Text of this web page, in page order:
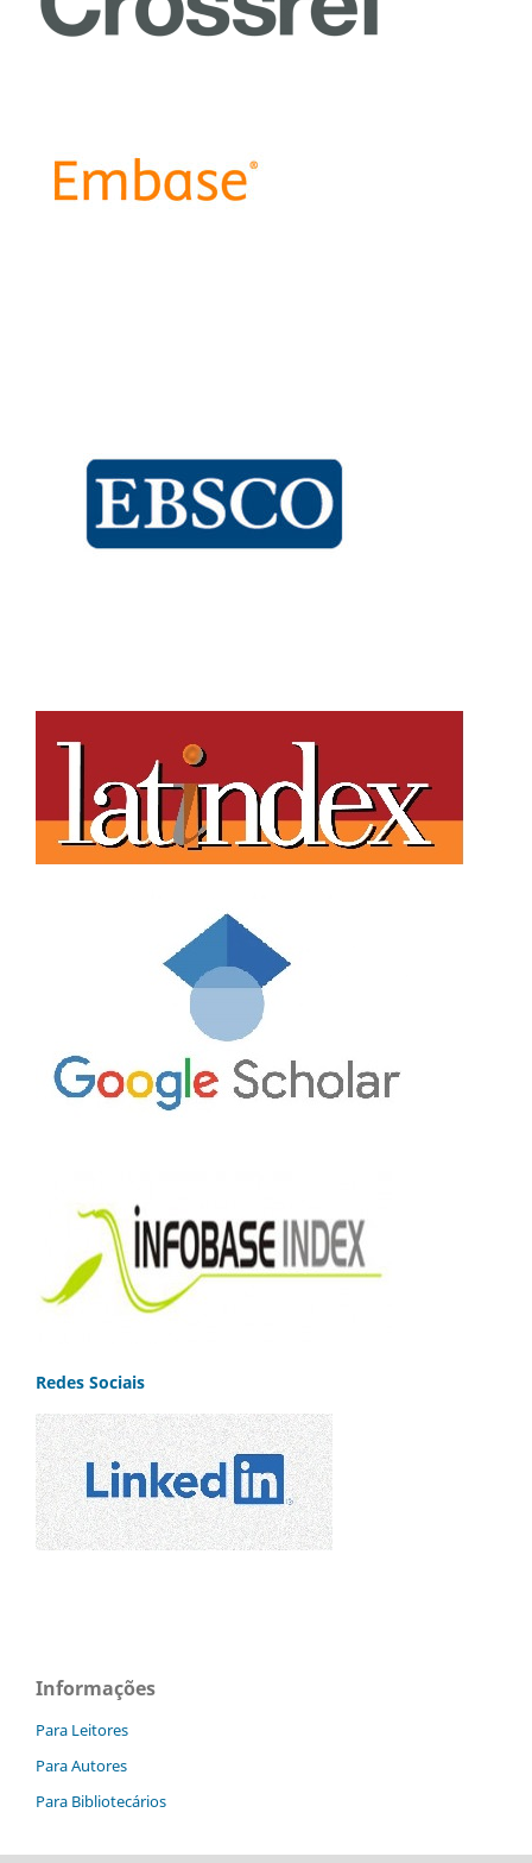
Redes Sociais
Informações
Para Leitores
Para Autores
Para Bibliotecários